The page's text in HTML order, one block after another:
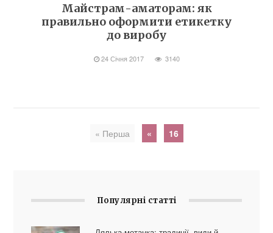
Майстрам-аматорам: як
правильно оформити етикетку
до виробу
24 Січня 2017 3140
« Перша « 16
Популярні статті